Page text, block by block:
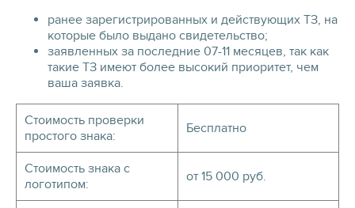
ранее зарегистрированных и действующих ТЗ, на
которые было выдано свидетельство;
заявленных за последние 07-11 месяцев, так как
такие ТЗ имеют более высокий приоритет, чем
ваша заявка.
Стоимость проверки
простого знака:
Бесплатно
Стоимость знака с
логотипом:
от 15 000 руб.